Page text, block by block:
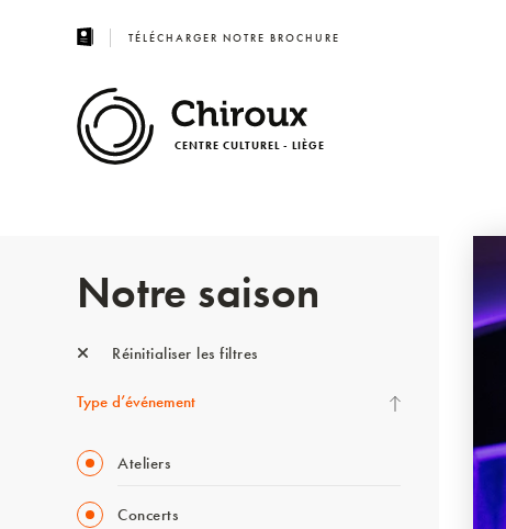
TÉLÉCHARGER NOTRE BROCHURE
CENTRE CULTUREL - LIÈGE
Notre saison
Réinitialiser les filtres
Type d’événement
Ateliers
Concerts